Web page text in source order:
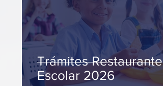
Trámites Restaurante
Escolar 2026